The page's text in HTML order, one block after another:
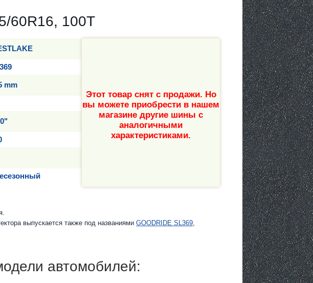
60R16, 100T
mm
Этот товар снят с продажи. Но
вы можете приобрести в нашем
магазине другие шины с
аналогичными
характеристиками.
выпускается также под названиями GOODRIDE SL369,
автомобилей: